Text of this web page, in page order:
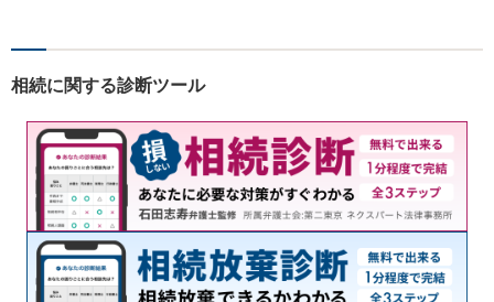
の喜びです。お困りの際はお
全個室対応】
相続に関する診断ツール